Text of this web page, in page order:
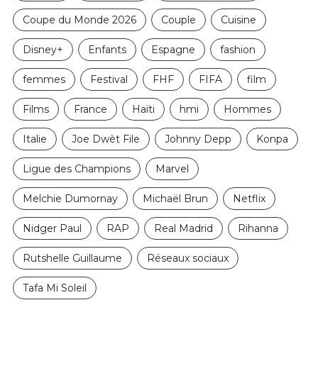
Coupe du Monde 2026 Couple Cuisine
Disney+ Enfants Espagne fashion
femmes Festival FHF FIFA film
Films France Haïti hmi Hommes
Italie Joe Dwèt File Johnny Depp Konpa
Ligue des Champions Marvel
Melchie Dumornay Michaël Brun Netflix
Nidger Paul RAP Real Madrid Rihanna
Rutshelle Guillaume Réseaux sociaux
Tafa Mi Soleil